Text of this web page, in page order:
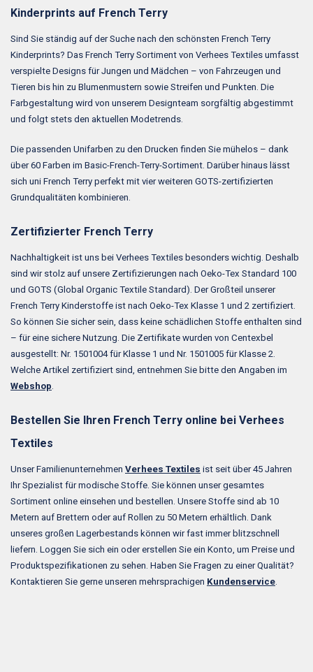
Kinderprints auf French Terry
Sind Sie ständig auf der Suche nach den schönsten French Terry
Kinderprints? Das French Terry Sortiment von Verhees Textiles umfasst
verspielte Designs für Jungen und Mädchen – von Fahrzeugen und
Tieren bis hin zu Blumenmustern sowie Streifen und Punkten. Die
Farbgestaltung wird von unserem Designteam sorgfältig abgestimmt
und folgt stets den aktuellen Modetrends.
Die passenden Unifarben zu den Drucken finden Sie mühelos – dank
über 60 Farben im Basic-French-Terry-Sortiment. Darüber hinaus lässt
sich uni French Terry perfekt mit vier weiteren GOTS-zertifizierten
Grundqualitäten kombinieren.
Zertifizierter French Terry
Nachhaltigkeit ist uns bei Verhees Textiles besonders wichtig. Deshalb
sind wir stolz auf unsere Zertifizierungen nach Oeko-Tex Standard 100
und GOTS (Global Organic Textile Standard). Der Großteil unserer
French Terry Kinderstoffe ist nach Oeko-Tex Klasse 1 und 2 zertifiziert.
So können Sie sicher sein, dass keine schädlichen Stoffe enthalten sind
– für eine sichere Nutzung. Die Zertifikate wurden von Centexbel
ausgestellt: Nr. 1501004 für Klasse 1 und Nr. 1501005 für Klasse 2.
Welche Artikel zertifiziert sind, entnehmen Sie bitte den Angaben im
Webshop.
Bestellen Sie Ihren French Terry online bei Verhees
Textiles
Unser Familienunternehmen Verhees Textiles ist seit über 45 Jahren
Ihr Spezialist für modische Stoffe. Sie können unser gesamtes
Sortiment online einsehen und bestellen. Unsere Stoffe sind ab 10
Metern auf Brettern oder auf Rollen zu 50 Metern erhältlich. Dank
unseres großen Lagerbestands können wir fast immer blitzschnell
liefern. Loggen Sie sich ein oder erstellen Sie ein Konto, um Preise und
Produktspezifikationen zu sehen. Haben Sie Fragen zu einer Qualität?
Kontaktieren Sie gerne unseren mehrsprachigen Kundenservice.